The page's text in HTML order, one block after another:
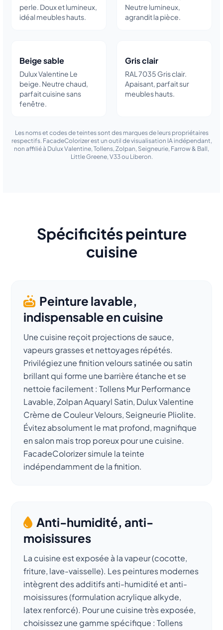
perle. Doux et lumineux,
idéal meubles hauts.
Neutre lumineux,
agrandit la pièce.
Beige sable
Dulux Valentine Le
beige. Neutre chaud,
parfait cuisine sans
fenêtre.
Gris clair
RAL 7035 Gris clair.
Apaisant, parfait sur
meubles hauts.
Les noms et codes de teintes sont des marques de leurs propriétaires
respectifs. FacadeColorizer est un outil de visualisation IA indépendant,
non affilié à Dulux Valentine, Tollens, Zolpan, Seigneurie, Farrow & Ball,
Little Greene, V33 ou Liberon.
Spécificités peinture
cuisine
Peinture lavable,
indispensable en cuisine
Une cuisine reçoit projections de sauce,
vapeurs grasses et nettoyages répétés.
Privilégiez une finition velours satinée ou satin
brillant qui forme une barrière étanche et se
nettoie facilement : Tollens Mur Performance
Lavable, Zolpan Aquaryl Satin, Dulux Valentine
Crème de Couleur Velours, Seigneurie Pliolite.
Évitez absolument le mat profond, magnifique
en salon mais trop poreux pour une cuisine.
FacadeColorizer simule la teinte
indépendamment de la finition.
Anti-humidité, anti-
moisissures
La cuisine est exposée à la vapeur (cocotte,
friture, lave-vaisselle). Les peintures modernes
intègrent des additifs anti-humidité et anti-
moisissures (formulation acrylique alkyde,
latex renforcé). Pour une cuisine très exposée,
choisissez une gamme spécifique : Tollens